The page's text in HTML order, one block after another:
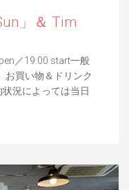
」＆ Tim
／19:00 start一般
お買い物＆ドリンク
況によっては当日